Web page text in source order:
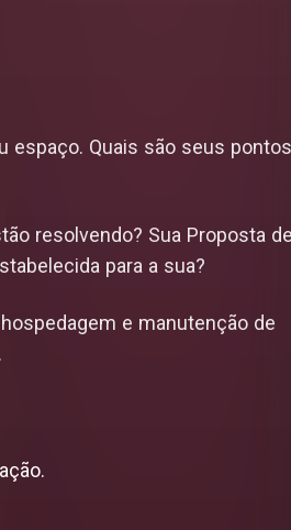
espaço. Quais são seus pontos
resolvendo? Sua Proposta de
para a sua?
e manutenção de